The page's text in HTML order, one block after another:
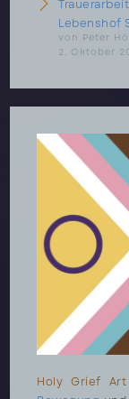
Lebenshof
von Peter
2. Oktober
Holy Grief Art